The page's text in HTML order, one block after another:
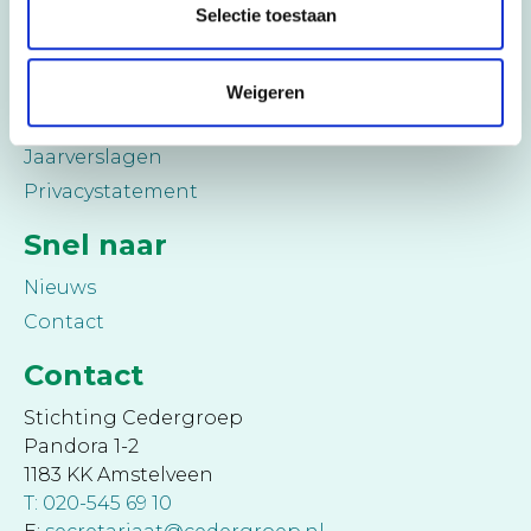
Selectie toestaan
Weigeren
College van rectoren
Medezeggenschap
Klachtenregeling
Jaarverslagen
Privacystatement
Snel naar
Nieuws
Contact
Contact
Stichting Cedergroep
Pandora 1-2
1183 KK Amstelveen
T: 020-545 69 10